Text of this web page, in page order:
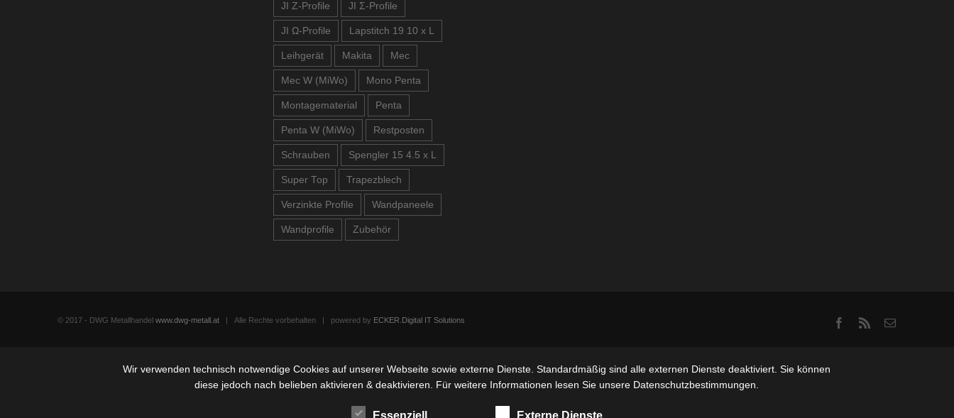
JI Z-Profile JI Σ-Profile
JI Ω-Profile Lapstitch 19 10 x L
Leihgerät Makita Mec
Mec W (MiWo) Mono Penta
Montagematerial Penta
Penta W (MiWo) Restposten
Schrauben Spengler 15 4.5 x L
Super Top Trapezblech
Verzinkte Profile Wandpaneele
Wandprofile Zubehör
© 2017 - DWG Metallhandelwww.dwg-metall.at | Alle Rechte vorbehalten | powered by ECKER.Digital IT Solutions Facebook
Rss Email
Wir verwenden technisch notwendige Cookies auf unserer Webseite sowie externe Dienste. Standardmäßig sind alle externen Dienste deaktiviert. Sie können
diese jedoch nach belieben aktivieren & deaktivieren. Für weitere Informationen lesen Sie unsere Datenschutzbestimmungen.
Essenziell Externe Dienste